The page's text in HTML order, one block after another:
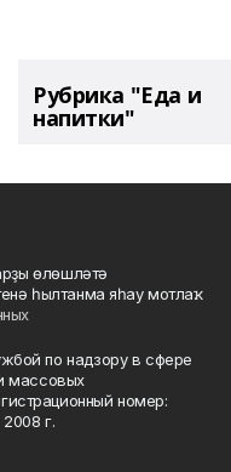
Рубрика "Еда и
напитки"
өлөшләтә
һылтанма яһау мотлаҡ.
по надзору в сфере
массовых
номер:
г.